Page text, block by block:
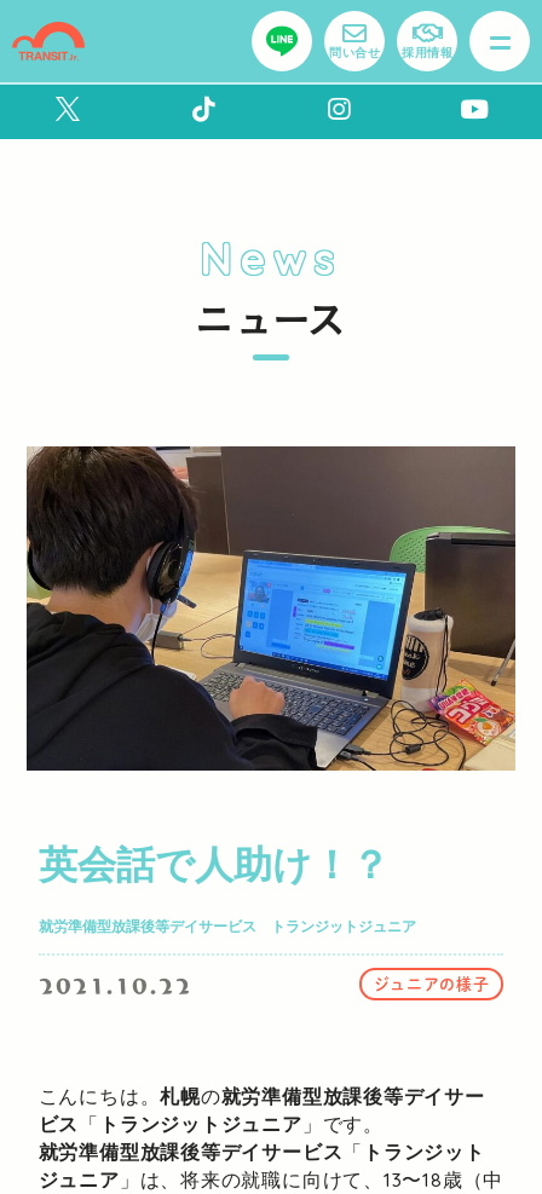
問い合せ 採用情報
News
ニュース
英会話で人助け！？
就労準備型放課後等デイサービス トランジットジュニア
2021.10.22 ジュニアの様子
こんにちは。札幌の就労準備型放課後等デイサー
ビス 「 トランジットジュニア 」です。
就労準備型放課後等デイサービス 「 トランジット
ジュニア 」は、将来の就職に向けて、13〜18歳（中